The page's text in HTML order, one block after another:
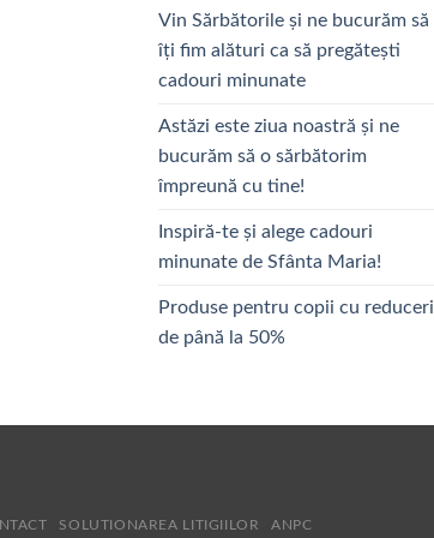
Vin Sărbătorile și ne bucurăm să
îți fim alături ca să pregătești
cadouri minunate
Astăzi este ziua noastră și ne
bucurăm să o sărbătorim
împreună cu tine!
Inspiră-te și alege cadouri
minunate de Sfânta Maria!
Produse pentru copii cu reduceri
de până la 50%
SOLUTIONAREA LITIGIILOR ANPC